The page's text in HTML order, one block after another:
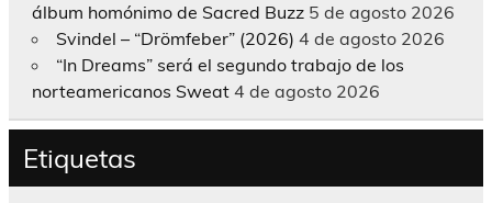
álbum homónimo de Sacred Buzz 5 de agosto 2026
Svindel – “Drömfeber” (2026) 4 de agosto 2026
“In Dreams” será el segundo trabajo de los
norteamericanos Sweat 4 de agosto 2026
Etiquetas